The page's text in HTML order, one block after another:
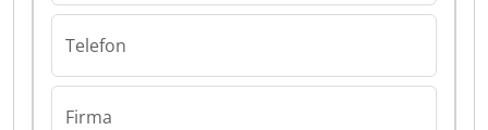
Telefon
Firma